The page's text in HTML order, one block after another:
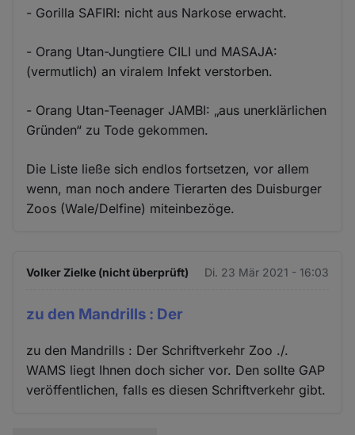
- Gorilla SAFIRI: nicht aus Narkose erwacht.
- Orang Utan-Jungtiere CILI und MASAJA:
(vermutlich) an viralem Infekt verstorben.
- Orang Utan-Teenager JAMBI: „aus unerklärlichen
Gründen“ zu Tode gekommen.
Die Liste ließe sich endlos fortsetzen, vor allem
wenn, man noch andere Tierarten des Duisburger
Zoos (Wale/Delfine) miteinbezöge.
Volker Zielke (nicht überprüft) Di. 23 Mär 2021 - 16:03
zu den Mandrills : Der
zu den Mandrills : Der Schriftverkehr Zoo ./.
WAMS liegt Ihnen doch sicher vor. Den sollte GAP
veröffentlichen, falls es diesen Schriftverkehr gibt.